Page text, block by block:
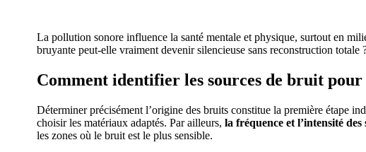
La pollution sonore influence la santé mentale et physique, surtout en
bruyante peut-elle vraiment devenir silencieuse sans reconstruction totale
Comment identifier les sources de bruit
Déterminer précisément l’origine des bruits constitue la première étape
choisir les matériaux adaptés. Par ailleurs, la fréquence et l’intensité des
les zones où le bruit est le plus sensible.